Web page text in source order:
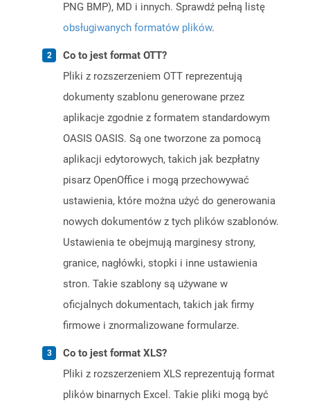
PNG BMP), MD i innych. Sprawdź pełną listę
obsługiwanych formatów plików.
Co to jest format OTT?
Pliki z rozszerzeniem OTT reprezentują
dokumenty szablonu generowane przez
aplikacje zgodnie z formatem standardowym
OASIS OASIS. Są one tworzone za pomocą
aplikacji edytorowych, takich jak bezpłatny
pisarz OpenOffice i mogą przechowywać
ustawienia, które można użyć do generowania
nowych dokumentów z tych plików szablonów.
Ustawienia te obejmują marginesy strony,
granice, nagłówki, stopki i inne ustawienia
stron. Takie szablony są używane w
oficjalnych dokumentach, takich jak firmy
firmowe i znormalizowane formularze.
Co to jest format XLS?
Pliki z rozszerzeniem XLS reprezentują format
plików binarnych Excel. Takie pliki mogą być